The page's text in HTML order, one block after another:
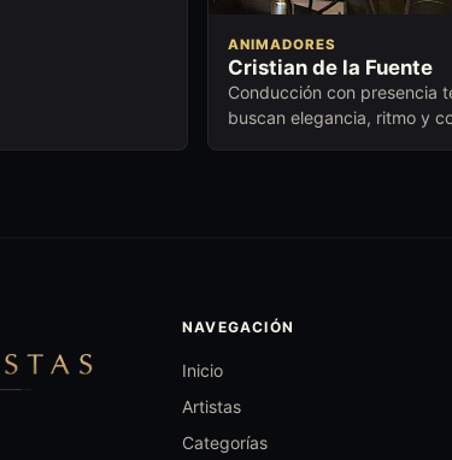
ANIMADORES
Cristian de la Fuente
Conducción con presencia
buscan elegancia, ritmo y
NAVEGACIÓN
Inicio
Artistas
Categorías